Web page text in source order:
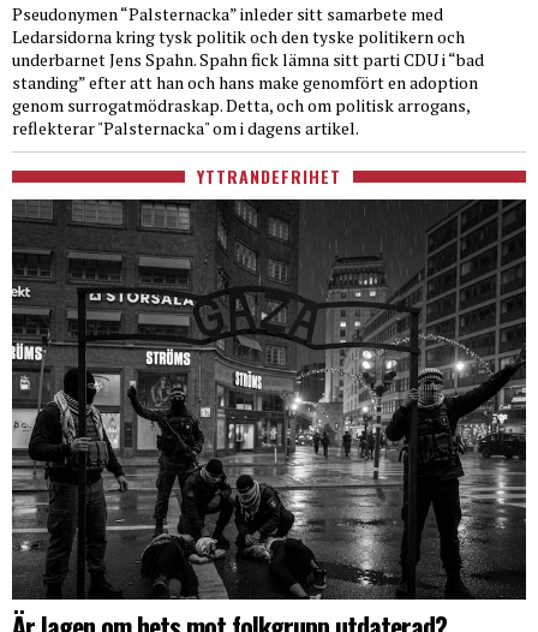
Pseudonymen “Palsternacka” inleder sitt samarbete med
Ledarsidorna kring tysk politik och den tyske politikern och
underbarnet Jens Spahn. Spahn fick lämna sitt parti CDU i “bad
standing” efter att han och hans make genomfört en adoption
genom surrogatmödraskap. Detta, och om politisk arrogans,
reflekterar "Palsternacka" om i dagens artikel.
YTTRANDEFRIHET